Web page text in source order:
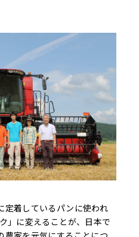
定着しているパンに使われ
」に変えることが、日本で